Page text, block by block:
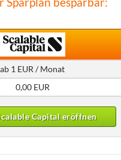
ab 1 EUR / Monat
0,00 EUR
Capital eröffnen